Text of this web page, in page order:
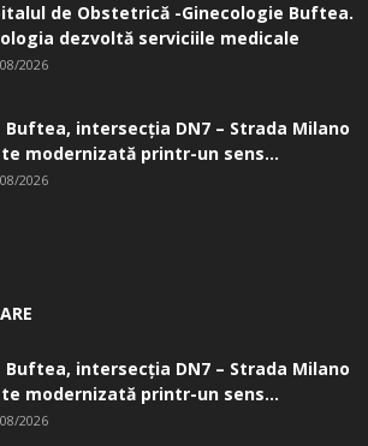
de Obstetrică -Ginecologie Buftea.
dezvoltă serviciile medicale
2026
Buftea, intersecţia DN7 – Strada Milano
modernizată printr-un sens...
2026
Buftea, intersecţia DN7 – Strada Milano
modernizată printr-un sens...
2026